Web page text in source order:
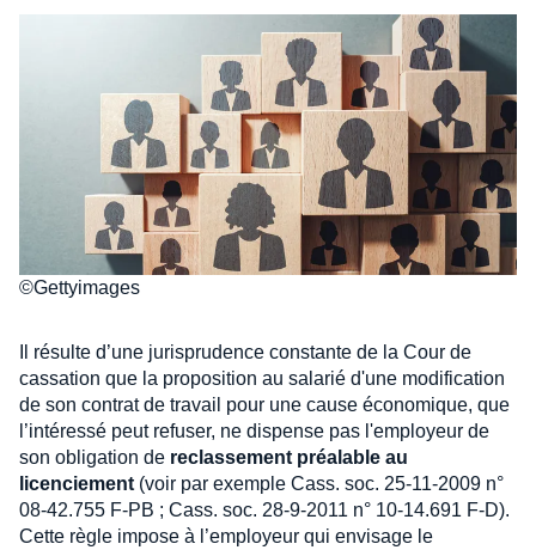
©Gettyimages
Il résulte d’une jurisprudence constante de la Cour de
cassation que la proposition au salarié d'une modification
de son contrat de travail pour une cause économique, que
l’intéressé peut refuser, ne dispense pas l'employeur de
son obligation de reclassement préalable au
licenciement (voir par exemple Cass. soc. 25-11-2009 n°
08-42.755 F-PB ; Cass. soc. 28-9-2011 n° 10-14.691 F-D).
Cette règle impose à l’employeur qui envisage le